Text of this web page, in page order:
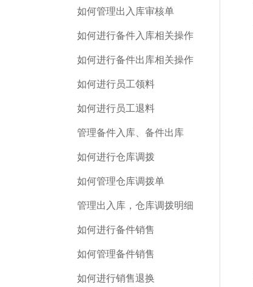
如何管理出入库审核单
如何进行备件入库相关操作
如何进行备件出库相关操作
如何进行员工领料
如何进行员工退料
管理备件入库、备件出库
如何进行仓库调拨
如何管理仓库调拨单
管理出入库，仓库调拨明细
如何进行备件销售
如何管理备件销售
如何进行销售退换